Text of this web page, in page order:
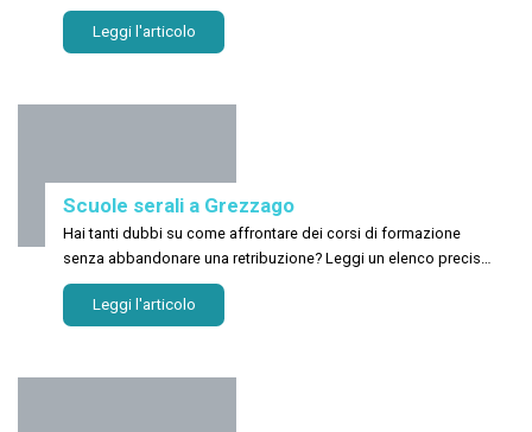
sospeso per dover seguire altro? Ecco le scuole a Vietri sul
MareLeggi l'articolo
Scuole serali a Grezzago
Hai tanti dubbi su come affrontare dei corsi di formazione
senza abbandonare una retribuzione? Leggi un elenco preciso
delle scuole a Grezzago!
Leggi l'articolo